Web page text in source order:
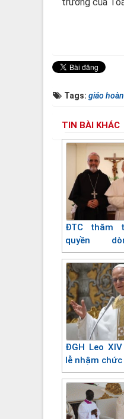
Tags: giáo
TIN BÀI KHÁC
ĐTC thăm
quyền
Augustinô
ĐGH Leo
lễ nhậm chức